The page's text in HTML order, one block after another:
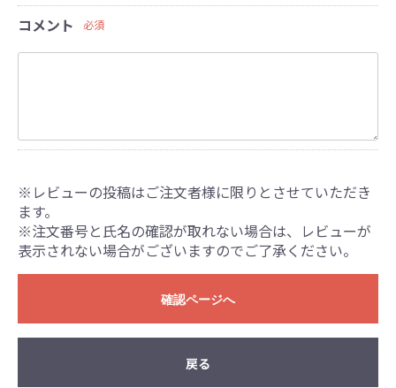
コメント 必須
※レビューの投稿はご注文者様に限りとさせていただき
ます。
※注文番号と氏名の確認が取れない場合は、レビューが
表示されない場合がございますのでご了承ください。
確認ページへ
戻る